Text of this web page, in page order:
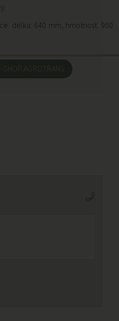
délka: 640 mm, hmotnost: 900
SHOP AGROTRANS